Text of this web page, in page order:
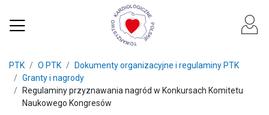
PTK O PTK
Dokumenty organizacyjne i regulaminy PTK
Granty i nagrody
Regulaminy przyznawania nagród w Konkursach Komitetu
Naukowego Kongresów